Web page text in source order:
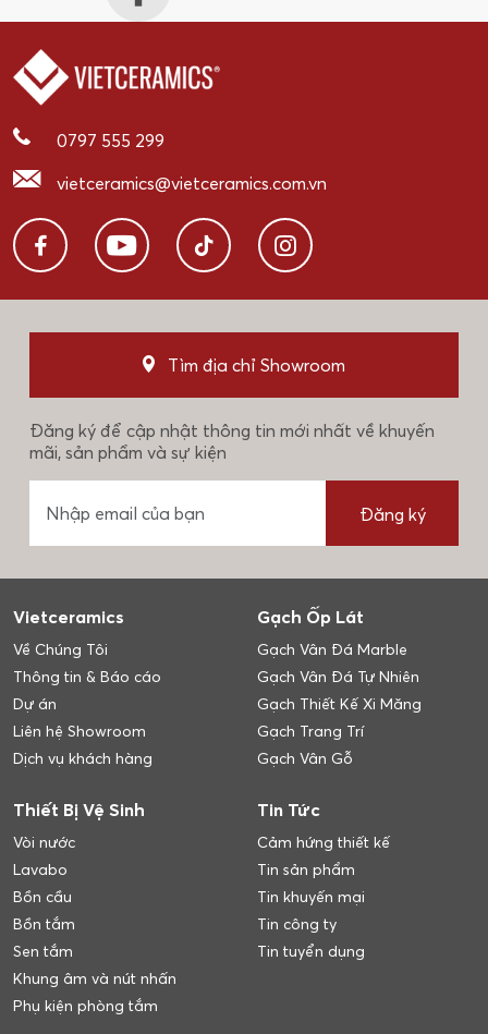
0797 555 299
vietceramics@vietceramics.com.vn
Tìm địa chỉ Showroom
Đăng ký để cập nhật thông tin mới nhất về khuyến
mãi, sản phẩm và sự kiện
Đăng ký
Vietceramics
Về Chúng Tôi
Thông tin & Báo cáo
Dự án
Liên hệ Showroom
Dịch vụ khách hàng
Gạch Ốp Lát
Gạch Vân Đá Marble
Gạch Vân Đá Tự Nhiên
Gạch Thiết Kế Xi Măng
Gạch Trang Trí
Gạch Vân Gỗ
Thiết Bị Vệ Sinh
Vòi nước
Lavabo
Bồn cầu
Bồn tắm
Sen tắm
Khung âm và nút nhấn
Phụ kiện phòng tắm
Tin Tức
Cảm hứng thiết kế
Tin sản phẩm
Tin khuyến mại
Tin công ty
Tin tuyển dụng